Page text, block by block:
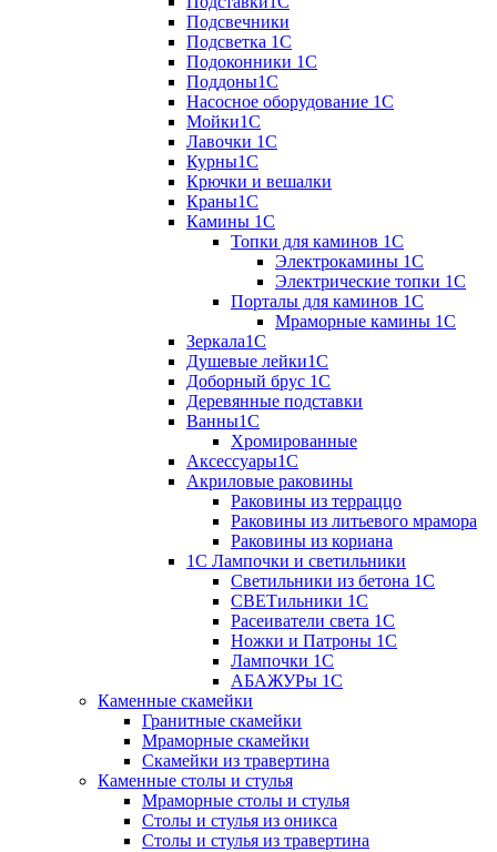
Подсвечники
Подсветка 1С
Подоконники 1С
Поддоны1С
Насосное оборудование 1С
Мойки1С
Лавочки 1С
Курны1С
Крючки и вешалки
Краны1С
Камины 1C
Топки для каминов 1C
Электрокамины 1С
Электрические топки 1C
Порталы для каминов 1С
Мраморные камины 1C
Зеркала1С
Душевые лейки1С
Доборный брус 1С
Деревянные подставки
Ванны1С
Хромированные
Аксессуары1С
Акриловые раковины
Раковины из терраццо
Раковины из литьевого мрамора
Раковины из кориана
1С Лампочки и светильники
Светильники из бетона 1С
СВЕТильники 1С
Расеиватели света 1С
Ножки и Патроны 1С
Лампочки 1С
АБАЖУРы 1С
Каменные скамейки
Гранитные скамейки
Мраморные скамейки
Скамейки из травертина
Каменные столы и стулья
Мраморные столы и стулья
Столы и стулья из оникса
Столы и стулья из травертина